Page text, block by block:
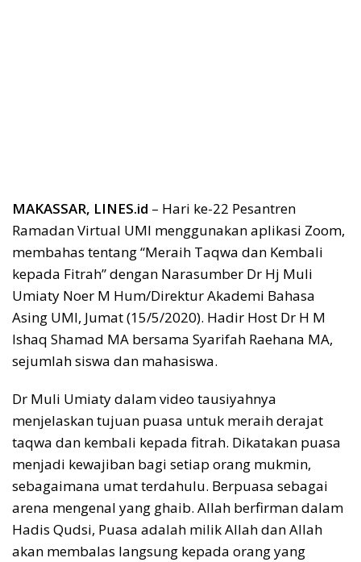
MAKASSAR, LINES.id – Hari ke-22 Pesantren
Ramadan Virtual UMI menggunakan aplikasi Zoom,
membahas tentang “Meraih Taqwa dan Kembali
kepada Fitrah” dengan Narasumber Dr Hj Muli
Umiaty Noer M Hum/Direktur Akademi Bahasa
Asing UMI, Jumat (15/5/2020). Hadir Host Dr H M
Ishaq Shamad MA bersama Syarifah Raehana MA,
sejumlah siswa dan mahasiswa.
Dr Muli Umiaty dalam video tausiyahnya
menjelaskan tujuan puasa untuk meraih derajat
taqwa dan kembali kepada fitrah. Dikatakan puasa
menjadi kewajiban bagi setiap orang mukmin,
sebagaimana umat terdahulu. Berpuasa sebagai
arena mengenal yang ghaib. Allah berfirman dalam
Hadis Qudsi, Puasa adalah milik Allah dan Allah
akan membalas langsung kepada orang yang